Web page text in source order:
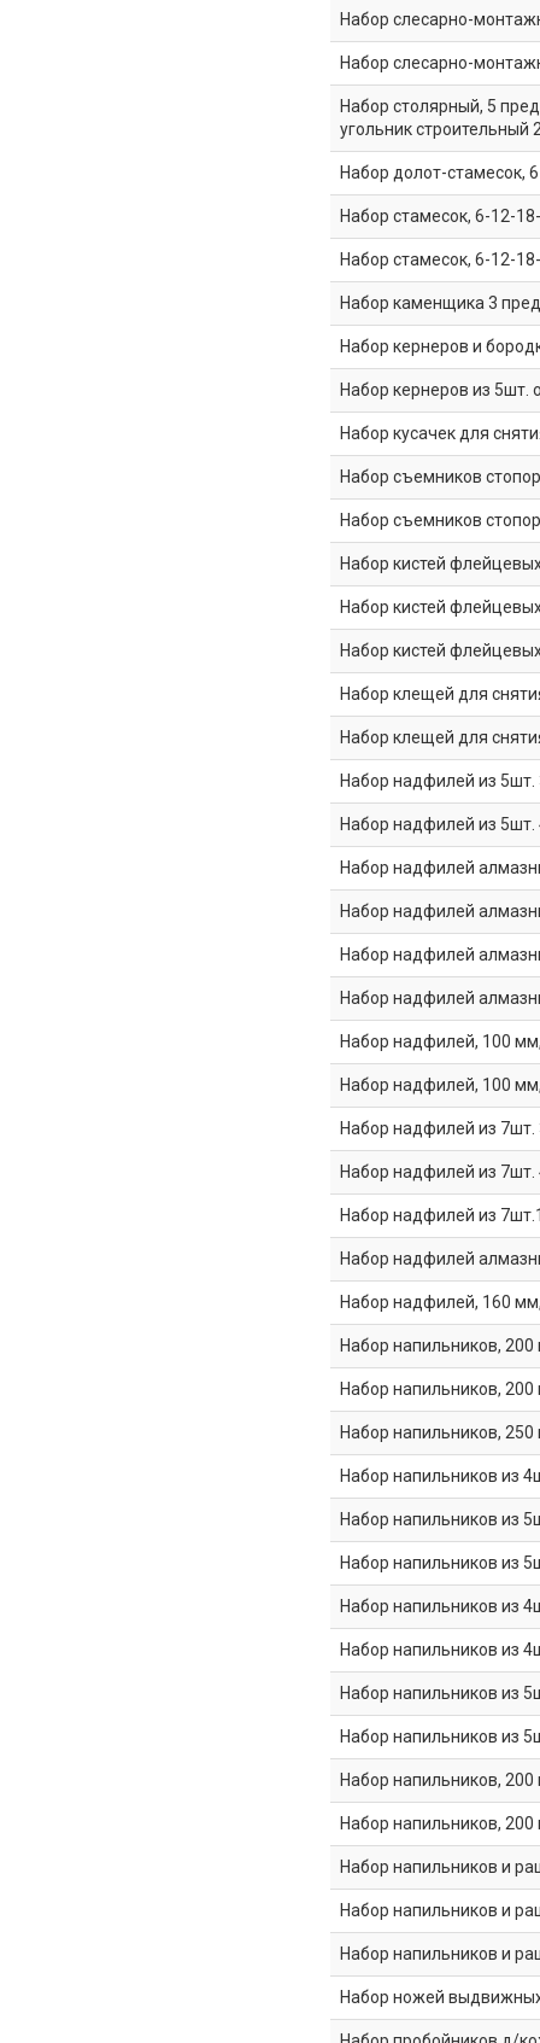
Набор слесарно-
Набор слесарно-
Набор столярный, 5
угольник строительный
Набор долот-стамесок,
Набор стамесок, 6-12-
Набор стамесок, 6-12-
Набор каменщика 3
Набор кернеров и
Набор кернеров из
Набор кусачек для
Набор съемников
Набор съемников
Набор кистей
Набор кистей
Набор кистей
Набор клещей для
Набор клещей для
Набор надфилей из
Набор надфилей из
Набор надфилей
Набор надфилей
Набор надфилей
Набор надфилей
Набор надфилей, 100
Набор надфилей, 100
Набор надфилей из
Набор надфилей из
Набор надфилей из
Набор надфилей
Набор надфилей, 160
Набор напильников,
Набор напильников,
Набор напильников,
Набор напильников из
Набор напильников из
Набор напильников из
Набор напильников из
Набор напильников из
Набор напильников из
Набор напильников из
Набор напильников,
Набор напильников,
Набор напильников и
Набор напильников и
Набор напильников и
Набор ножей